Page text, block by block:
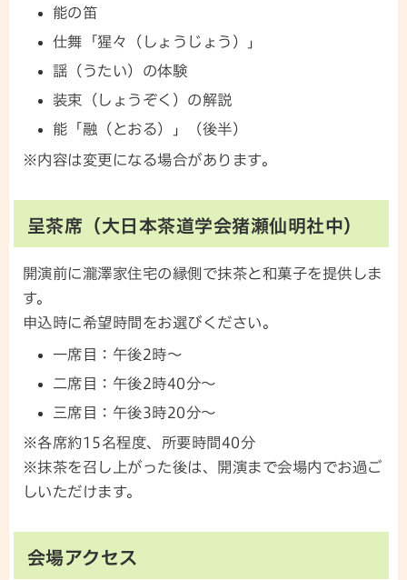
能の笛
仕舞「猩々（しょうじょう）」
謡（うたい）の体験
装束（しょうぞく）の解説
能「融（とおる）」（後半）
※内容は変更になる場合があります。
呈茶席（大日本茶道学会猪瀬仙明社中）
開演前に瀧澤家住宅の縁側で抹茶と和菓子を提供しま
す。
申込時に希望時間をお選びください。
一席目：午後2時～
二席目：午後2時40分～
三席目：午後3時20分～
※各席約15名程度、所要時間40分
※抹茶を召し上がった後は、開演まで会場内でお過ご
しいただけます。
会場アクセス